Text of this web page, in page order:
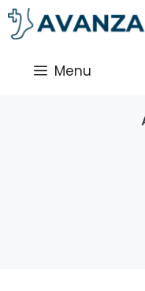
Saltar
al
Menu